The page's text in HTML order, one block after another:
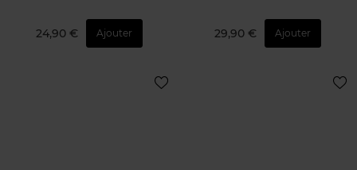
24,90 € Ajouter 29,90 € Ajouter